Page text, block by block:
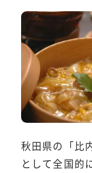
秋田県の「比
として全国的